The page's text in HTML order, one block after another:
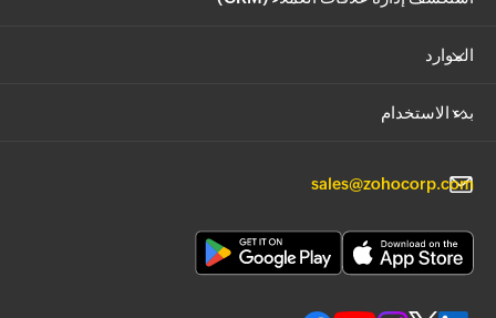
الموارد
بدء الاستخدام
sales@zohocorp.com